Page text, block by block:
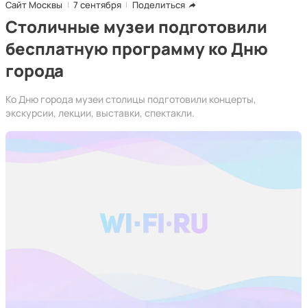
Сайт Москвы 7 сентября Поделиться
Столичные музеи подготовили
бесплатную программу ко Дню
города
Ко Дню города музеи столицы подготовили концерты,
экскурсии, лекции, выставки, спектакли.